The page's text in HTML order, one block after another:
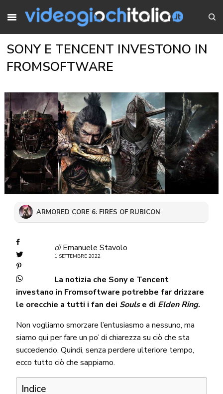
SONY E TENCENT INVESTONO IN
FROMSOFTWARE
ARMORED CORE 6: FIRES OF RUBICON
di Emanuele Stavolo
1 SETTEMBRE 2022
La notizia che Sony e Tencent
investano in Fromsoftware potrebbe far drizzare
le orecchie a tutti i fan dei Soulse di Elden Ring.
Non vogliamo smorzare l’entusiasmo a nessuno, ma
siamo qui per fare un po’ di chiarezza su ciò che sta
succedendo. Quindi, senza perdere ulteriore tempo,
ecco tutto ciò che sappiamo.
Indice